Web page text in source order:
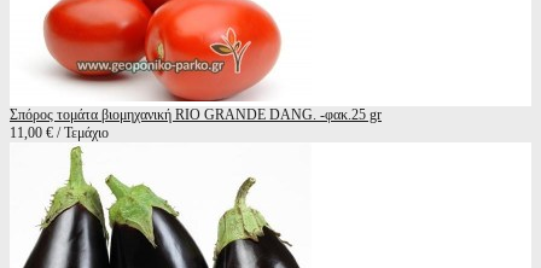
Σπόρος τομάτα βιομηχανική RIO GRANDE DANG. -φακ.25 gr
11,00 € / Τεμάχιο